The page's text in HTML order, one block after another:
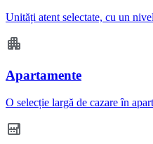
Unități atent selectate, cu un
Apartamente
O selecție largă de cazare în